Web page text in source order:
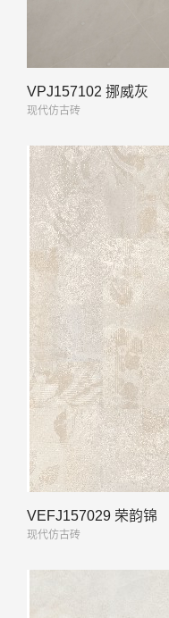
VPJ157102 挪威灰
现代仿古砖
VEFJ157029 荣韵锦
现代仿古砖